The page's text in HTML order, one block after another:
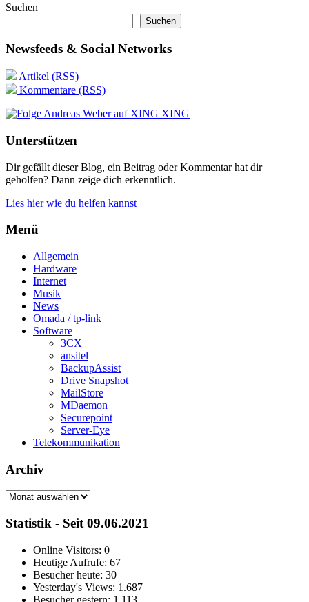
Suchen
Suchen
Newsfeeds & Social Networks
Artikel (RSS)
Kommentare (RSS)
XING
Unterstützen
Dir gefällt dieser Blog, ein Beitrag oder Kommentar hat dir
geholfen? Dann zeige dich erkenntlich.
Lies hier wie du helfen kannst
Menü
Allgemein
Hardware
Internet
Musik
News
Omada / tp-link
Software
3CX
ansitel
BackupAssist
Drive Snapshot
MailStore
MDaemon
Securepoint
Server-Eye
Telekommunikation
Archiv
Archiv
Statistik - Seit 09.06.2021
Online Visitors: 0
Heutige Aufrufe: 67
Besucher heute: 30
Yesterday's Views: 1.687
Besucher gestern: 1.113